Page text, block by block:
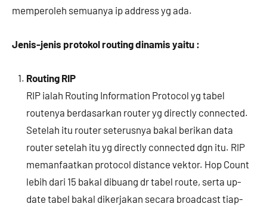
memperoleh semuanya ip address yg ada.
Jenis-jenis protokol routing dinamis yaitu :
Routing RIP
RIP ialah Routing Information Protocol yg tabel
routenya berdasarkan router yg directly connected.
Setelah itu router seterusnya bakal berikan data
router setelah itu yg directly connected dgn itu. RIP
memanfaatkan protocol distance vektor. Hop Count
lebih dari 15 bakal dibuang dr tabel route, serta up-
date tabel bakal dikerjakan secara broadcast tiap-